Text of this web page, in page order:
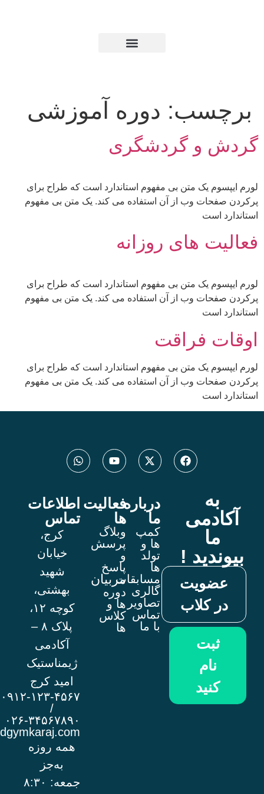
دوره آموزشی
و گردشگری
یک متن بی مفهوم استاندارد است که طراح برای
وب از آن استفاده می کند. یک متن بی مفهوم
های روزانه
یک متن بی مفهوم استاندارد است که طراح برای
وب از آن استفاده می کند. یک متن بی مفهوم
فراقت
یک متن بی مفهوم استاندارد است که طراح برای
وب از آن استفاده می کند. یک متن بی مفهوم
!
درباره
ما
کمپ
ها و
تولد
ها
مسابقات
گالری
تصاویر
تماس
با ما
فعالیت
وبلاگ
پرسش
پاسخ
مربیان
دوره
ها و
کلاس
ها
اطلاعات
تماس
کرج،
خیابان
شهید
بهشتی،
ژیمناستیک
۰۹۱۲-۱۲۳-۴۵۶۷
۰۲۶-۳۴۵۶۷۸۹۰
info@omidgymkaraj.com
جمعه: ۸:۳۰